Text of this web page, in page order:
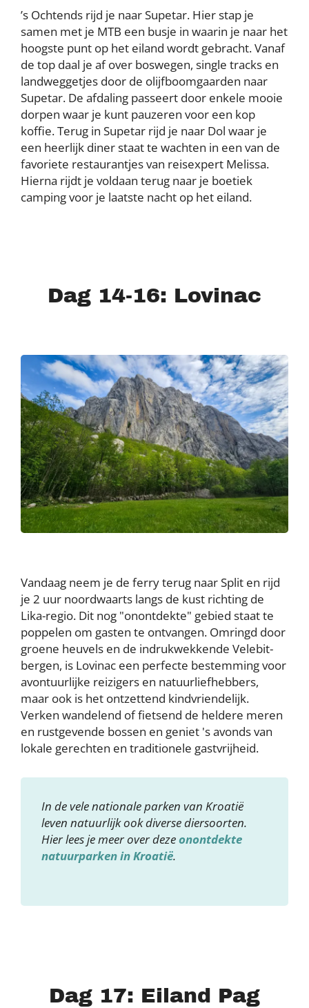
’s Ochtends rijd je naar Supetar. Hier stap je
samen met je MTB een busje in waarin je naar het
hoogste punt op het eiland wordt gebracht. Vanaf
de top daal je af over boswegen, single tracks en
landweggetjes door de olijfboomgaarden naar
Supetar. De afdaling passeert door enkele mooie
dorpen waar je kunt pauzeren voor een kop
koffie. Terug in Supetar rijd je naar Dol waar je
een heerlijk diner staat te wachten in een van de
favoriete restaurantjes van reisexpert Melissa.
Hierna rijdt je voldaan terug naar je boetiek
camping voor je laatste nacht op het eiland.
Dag 14-16: Lovinac
Vandaag neem je de ferry terug naar Split en rijd
je 2 uur noordwaarts langs de kust richting de
Lika-regio. Dit nog "onontdekte" gebied staat te
poppelen om gasten te ontvangen. Omringd door
groene heuvels en de indrukwekkende Velebit-
bergen, is Lovinac een perfecte bestemming voor
avontuurlijke reizigers en natuurliefhebbers,
maar ook is het ontzettend kindvriendelijk.
Verken wandelend of fietsend de heldere meren
en rustgevende bossen en geniet 's avonds van
lokale gerechten en traditionele gastvrijheid.
In de vele nationale parken van Kroatië
leven natuurlijk ook diverse diersoorten.
Hier lees je meer over dezeonontdekte
natuurparken in Kroatië.
Dag 17: Eiland Pag